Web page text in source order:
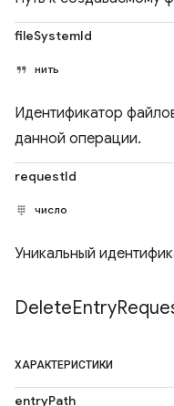
fileSystemId
нить
Идентификатор
данной операции.
requestId
число
Уникальный
DeleteEntry
ХАРАКТЕРИСТИКИ
entryPath